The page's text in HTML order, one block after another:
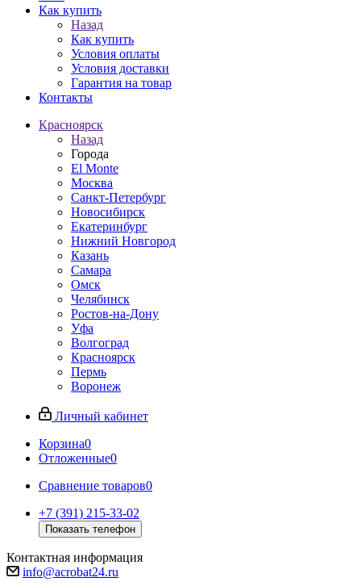
Как купить
Назад
Как купить
Условия оплаты
Условия доставки
Гарантия на товар
Контакты
Красноярск
Назад
Города
El Monte
Москва
Санкт-Петербург
Новосибирск
Екатеринбург
Нижний Новгород
Казань
Самара
Омск
Челябинск
Ростов-на-Дону
Уфа
Волгоград
Красноярск
Пермь
Воронеж
Личный кабинет
Корзина0
Отложенные0
Сравнение товаров0
+7 (391) 215-33-02
Показать телефон
Контактная информация
info@acrobat24.ru